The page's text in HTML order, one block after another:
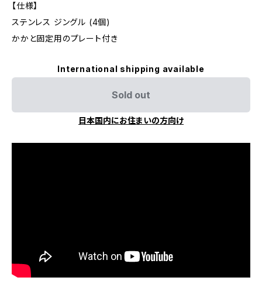
【仕様】
ステンレス ジングル (4個)
かかと固定用のプレート付き
International shipping available
Sold out
日本国内にお住まいの方向け